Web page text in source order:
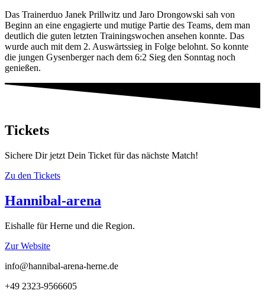
Das Trainerduo Janek Prillwitz und Jaro Drongowski sah von
Beginn an eine engagierte und mutige Partie des Teams, dem man
deutlich die guten letzten Trainingswochen ansehen konnte. Das
wurde auch mit dem 2. Auswärtssieg in Folge belohnt. So konnte
die jungen Gysenberger nach dem 6:2 Sieg den Sonntag noch
genießen.
Tickets
Sichere Dir jetzt Dein Ticket für das nächste Match!
Zu den Tickets
Hannibal-arena
Eishalle für Herne und die Region.
Zur Website
info@hannibal-arena-herne.de
+49 2323-9566605